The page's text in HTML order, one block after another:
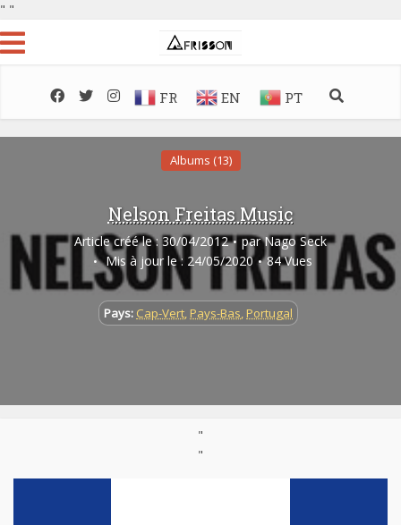
" "
FR EN PT
Albums (13)
Nelson Freitas Music
Article créé le : 30/04/2012 par Nago Seck
Mis à jour le : 24/05/2020
84 Vues
Pays: Cap-Vert, Pays-Bas, Portugal
"
"